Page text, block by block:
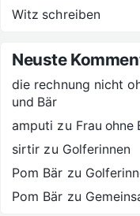
Witz schreiben
Neuste
die rechnung nicht
und Bär
amputi zu Frau ohne
sirtir zu Golferinnen
Pom Bär zu
Pom Bär zu